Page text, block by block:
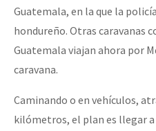
Guatemala, en la que la
hondureño. Otras caravanas
Guatemala viajan ahora por
caravana.
Caminando o en vehículos,
kilómetros, el plan es llegar